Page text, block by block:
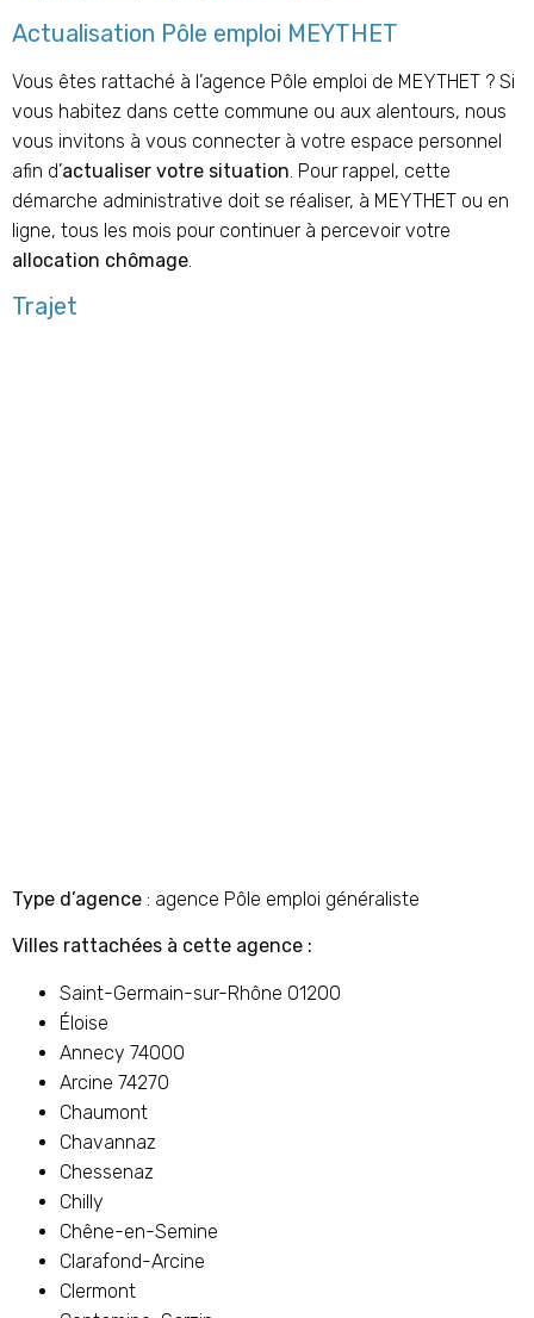
Actualisation Pôle emploi MEYTHET
Vous êtes rattaché à l’agence Pôle emploi de MEYTHET ? Si
vous habitez dans cette commune ou aux alentours, nous
vous invitons à vous connecter à votre espace personnel
afin d’actualiser votre situation . Pour rappel, cette
démarche administrative doit se réaliser, à MEYTHET ou en
ligne, tous les mois pour continuer à percevoir votre
allocation chômage
Trajet
Type d’agence : agence Pôle emploi généraliste
Villes rattachées à cette agence :
Saint-Germain-sur-Rhône 01200
Éloise
Annecy 74000
Arcine 74270
Chaumont
Chavannaz
Chessenaz
Chilly
Chêne-en-Semine
Clarafond-Arcine
Clermont